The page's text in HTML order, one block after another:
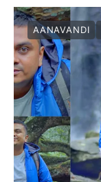
AANAVANDI